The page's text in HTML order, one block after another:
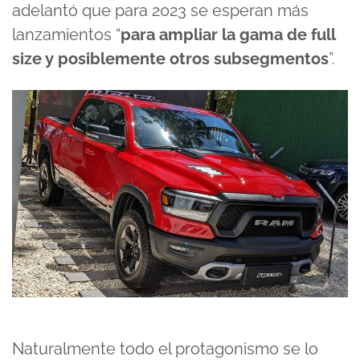
adelantó que para 2023 se esperan más
lanzamientos “para ampliar la gama de full
size y posiblemente otros subsegmentos”.
Naturalmente todo el protagonismo se lo